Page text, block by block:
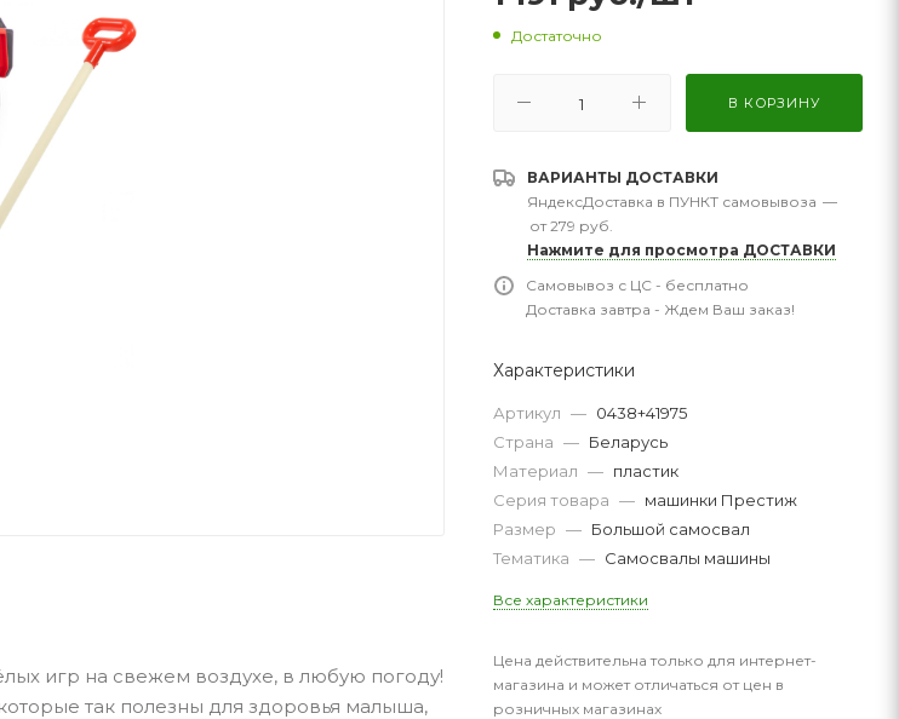
игр на свежем воздухе, в любую погоду!
так полезны для здоровья малыша,
Достаточно
В КОРЗИНУ
ВАРИАНТЫ ДОСТАВКИ
ЯндексДоставка в ПУНКТ самовывоза —
от 279 руб.
Нажмите для просмотра ДОСТАВКИ
Самовывоз с ЦС - бесплатно
Доставка завтра - Ждем Ваш заказ!
Характеристики
Артикул — 0438+41975
Страна — Беларусь
Материал — пластик
Серия товара — машинки Престиж
Размер — Большой самосвал
Тематика — Самосвалы машины
Все характеристики
Цена действительна только для интернет-
магазина и может отличаться от цен в
розничных магазинах